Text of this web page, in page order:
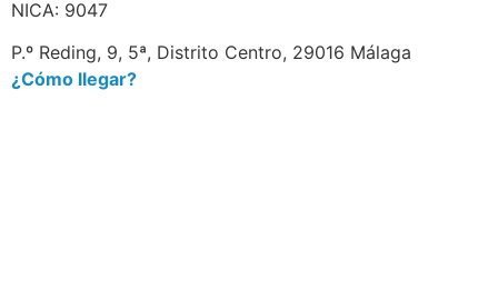
NICA: 9047
P.º Reding, 9, 5ª, Distrito Centro, 29016 Málaga
¿Cómo llegar?